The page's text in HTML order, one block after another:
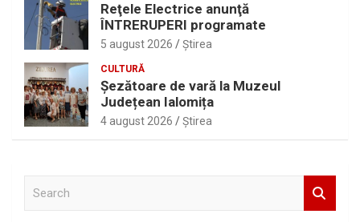
Reţele Electrice anunţă
ÎNTRERUPERI programate
5 august 2026 Ştirea
CULTURĂ
Șezătoare de vară la Muzeul
Județean Ialomița
4 august 2026 Ştirea